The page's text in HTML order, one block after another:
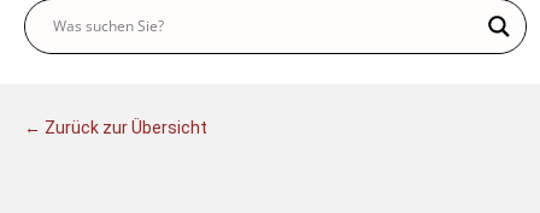
← Zurück zur Übersicht